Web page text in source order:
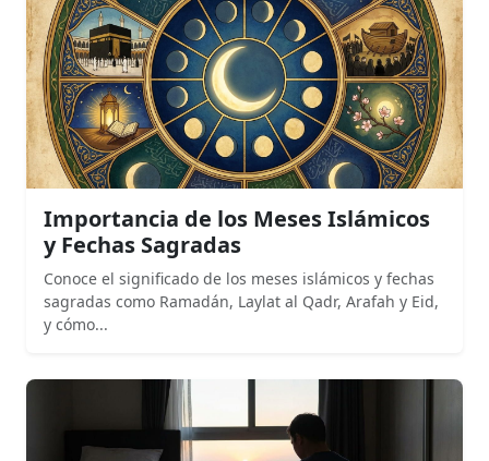
Importancia de los Meses Islámicos
y Fechas Sagradas
Conoce el significado de los meses islámicos y fechas
sagradas como Ramadán, Laylat al Qadr, Arafah y Eid,
y cómo...